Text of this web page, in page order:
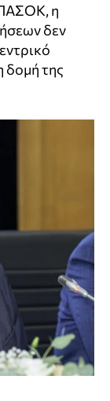
ΠΑΣΟΚ, η
δεν
δομή της